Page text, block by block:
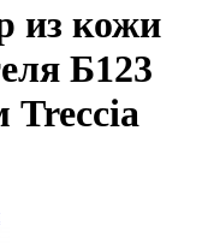
из кожи
Б123
Treccia